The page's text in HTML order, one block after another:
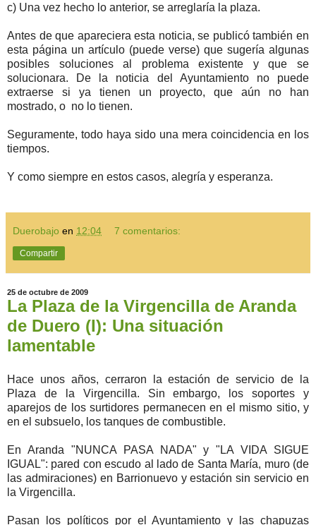
c) Una vez hecho lo anterior, se arreglaría la plaza.
Antes de que apareciera esta noticia, se publicó también en
esta página un artículo (puede verse) que sugería algunas
posibles soluciones al problema existente y que se
solucionara. De la noticia del Ayuntamiento no puede
extraerse si ya tienen un proyecto, que aún no han
mostrado, o no lo tienen.
Seguramente, todo haya sido una mera coincidencia en los
tiempos.
Y como siempre en estos casos, alegría y esperanza.
Duerobajo en 12:04 7 comentarios:
Compartir
25 de octubre de 2009
La Plaza de la Virgencilla de Aranda
de Duero (I): Una situación
lamentable
Hace unos años, cerraron la estación de servicio de la
Plaza de la Virgencilla. Sin embargo, los soportes y
aparejos de los surtidores permanecen en el mismo sitio, y
en el subsuelo, los tanques de combustible.
En Aranda "NUNCA PASA NADA" y "LA VIDA SIGUE
IGUAL": pared con escudo al lado de Santa María, muro (de
las admiraciones) en Barrionuevo y estación sin servicio en
la Virgencilla.
Pasan los políticos por el Ayuntamiento y las chapuzas